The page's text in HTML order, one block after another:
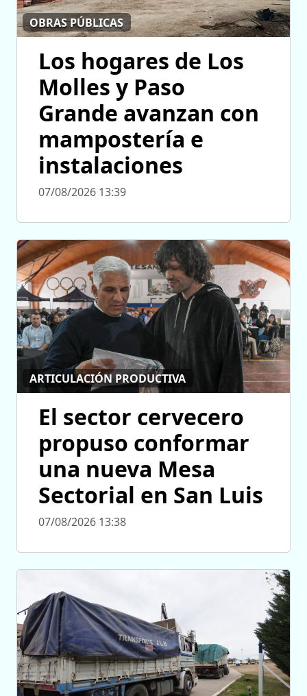
OBRAS PÚBLICAS
Los hogares de Los
Molles y Paso
Grande avanzan con
mampostería e
instalaciones
07/08/2026 13:39
ARTICULACIÓN PRODUCTIVA
El sector cervecero
propuso conformar
una nueva Mesa
Sectorial en San Luis
07/08/2026 13:38